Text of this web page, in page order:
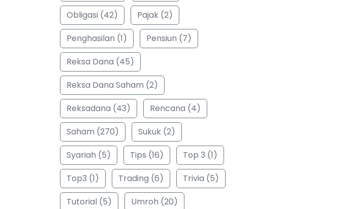
Obligasi (42)
Pajak (2)
Penghasilan (1)
Pensiun (7)
Reksa Dana (45)
Reksa Dana Saham (2)
Reksadana (43)
Rencana (4)
Saham (270)
Sukuk (2)
Syariah (5)
Tips (16)
Top 3 (1)
Top3 (1)
Trading (6)
Trivia (5)
Tutorial (5)
Umroh (20)